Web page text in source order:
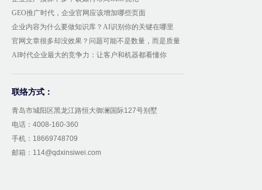
GEO推广时代，企业官网应该增加哪些页面
企业内容为什么要做知识库？AI识别你的关键在哪里
官网文章很多却没效果？问题可能不是数量，而是质量
AI时代企业最大的竞争力：让客户和机器都看懂你
联络方式：
青岛市城阳区黑龙江路恒大御澜国际127号别墅
电话：4008-160-360
手机：18669748709
邮箱：114@qdxinsiwei.com